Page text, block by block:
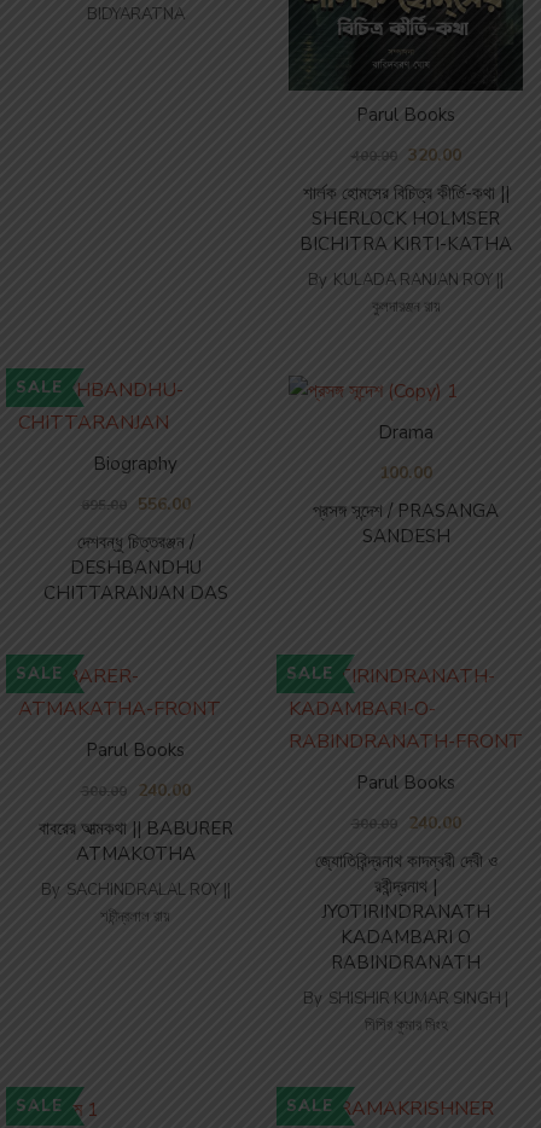
BIDYARATNA
শার্লক হোমসের বিচিত্র কীর্তি-কথা ||
SHERLOCK HOLMSER
BICHITRA KIRTI-KATHA
Parul Books
400.00 320.00
By KULADA RANJAN ROY ||
কুলদারঞ্জন রায়
SALE
দেশবন্ধু চিত্তরঞ্জন /
DESHBANDHU
CHITTARANJAN DAS
Biography
695.00 556.00
প্রসঙ্গ সন্দেশ / PRASANGA
SANDESH
Drama
100.00
SALE
বাবরের আত্মকথা || BABURER
ATMAKOTHA
Parul Books
300.00 240.00
By SACHINDRALAL ROY ||
শচীন্দ্রলাল রায়
SALE
জ্যোতিরিন্দ্রনাথ কাদম্বরী দেবী ও
রবীন্দ্রনাথ |
JYOTIRINDRANATH
KADAMBARI O
RABINDRANATH
Parul Books
300.00 240.00
By SHISHIR KUMAR SINGH |
শিশির কুমার সিংহ
SALE SALE